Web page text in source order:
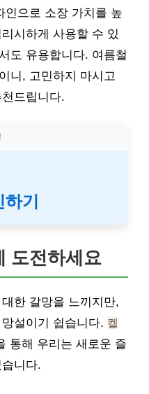
인으로 소장 가치를 높
시하게 사용할 수 있
도 유용합니다. 여름철
니, 고민하지 마시고
드립니다.
기
도전하세요
한 갈망을 느끼지만,
설이기 쉽습니다. 켈
통해 우리는 새로운 즐
니다.